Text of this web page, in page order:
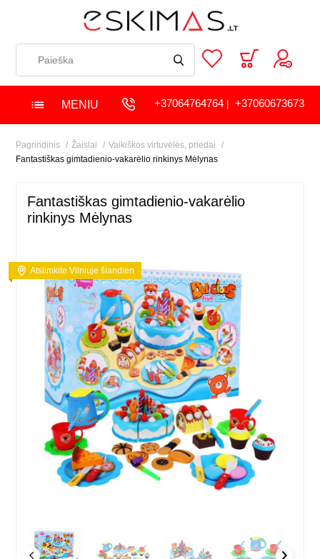
MENIU +37064764764| +37060673673
Pagrindinis Žaislai
Vaikiškos virtuvėlės, priedai
Fantastiškas gimtadienio-vakarėlio rinkinys Mėlynas
Fantastiškas gimtadienio-vakarėlio
rinkinys Mėlynas
Atsiimkite Vilniuje šiandien